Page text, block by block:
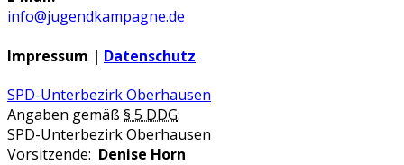
info@jugendkampagne.de
Impressum | Datenschutz
SPD-Unterbezirk Oberhausen
Angaben gemäß § 5 DDG:
SPD-Unterbezirk Oberhausen
Vorsitzende: Denise Horn